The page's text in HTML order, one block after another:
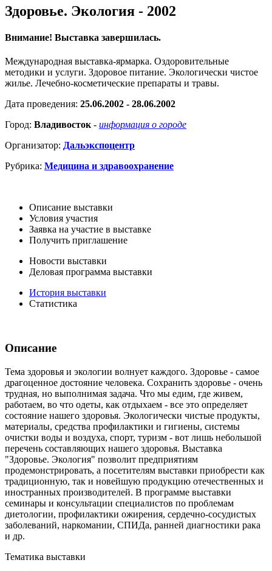
Здоровье. Экология - 2002
Внимание! Выставка завершилась.
Международная выставка-ярмарка. Оздоровительные
методики и услуги. Здоровое питание. Экологически чистое
жилье. Лечебно-косметические препараты и травы.
Дата проведения: 25.06.2002 - 28.06.2002
Город: Владивосток - информация о городе
Организатор: Дальэкспоцентр
Рубрика: Медицина и здравоохранение
Описание выставки
Условия участия
Заявка на участие в выставке
Получить приглашение
Новости выставки
Деловая программа выставки
История выставки
Статистика
Описание
Тема здоровья и экологии волнует каждого. Здоровье - самое
драгоценное достояние человека. Сохранить здоровье - очень
трудная, но выполнимая задача. Что мы едим, где живем,
работаем, во что одеты, как отдыхаем - все это определяет
состояние нашего здоровья. Экологически чистые продукты,
материалы, средства профилактики и гигиены, системы
очистки воды и воздуха, спорт, туризм - вот лишь небольшой
перечень составляющих нашего здоровья. Выставка
"Здоровье. Экология" позволит предприятиям
продемонстрировать, а посетителям выставки приобрести как
традиционную, так и новейшую продукцию отечественных и
иностранных производителей. В программе выставки
семинары и консультации специалистов по проблемам
диетологии, профилактики ожирения, сердечно-сосудистых
заболеваний, наркомании, СПИДа, ранней диагностики рака
и др.
Тематика выставки